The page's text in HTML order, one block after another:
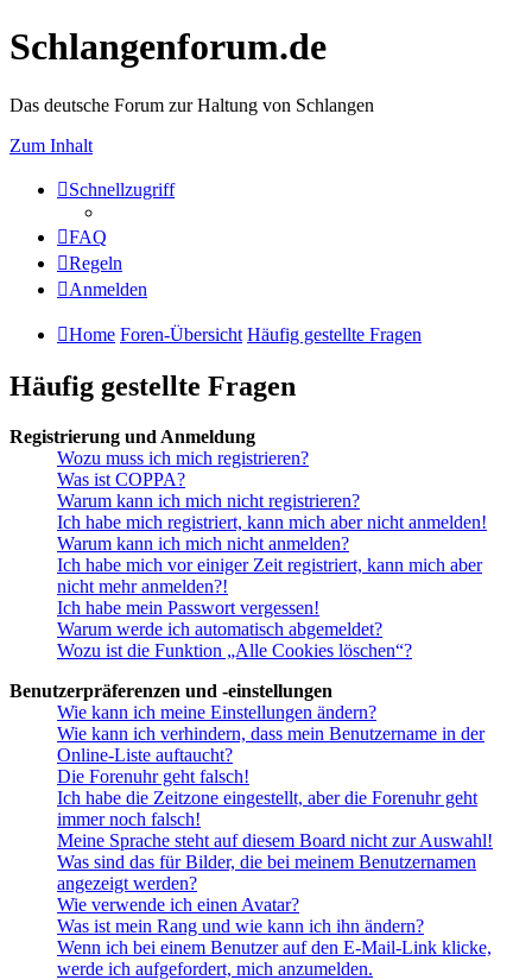
Schlangenforum.de
Das deutsche Forum zur Haltung von Schlangen
Zum Inhalt
Schnellzugriff
FAQ
Regeln
Anmelden
Home Foren-Übersicht Häufig gestellte Fragen
Häufig gestellte Fragen
Registrierung und Anmeldung
Wozu muss ich mich registrieren?
Was ist COPPA?
Warum kann ich mich nicht registrieren?
Ich habe mich registriert, kann mich aber nicht anmelden!
Warum kann ich mich nicht anmelden?
Ich habe mich vor einiger Zeit registriert, kann mich aber
nicht mehr anmelden?!
Ich habe mein Passwort vergessen!
Warum werde ich automatisch abgemeldet?
Wozu ist die Funktion „Alle Cookies löschen“?
Benutzerpräferenzen und -einstellungen
Wie kann ich meine Einstellungen ändern?
Wie kann ich verhindern, dass mein Benutzername in der
Online-Liste auftaucht?
Die Forenuhr geht falsch!
Ich habe die Zeitzone eingestellt, aber die Forenuhr geht
immer noch falsch!
Meine Sprache steht auf diesem Board nicht zur Auswahl!
Was sind das für Bilder, die bei meinem Benutzernamen
angezeigt werden?
Wie verwende ich einen Avatar?
Was ist mein Rang und wie kann ich ihn ändern?
Wenn ich bei einem Benutzer auf den E-Mail-Link klicke,
werde ich aufgefordert, mich anzumelden.